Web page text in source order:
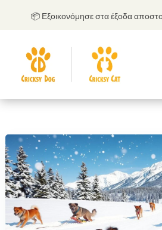
📦 Εξοικονόμησε στα έξοδα αποστολής